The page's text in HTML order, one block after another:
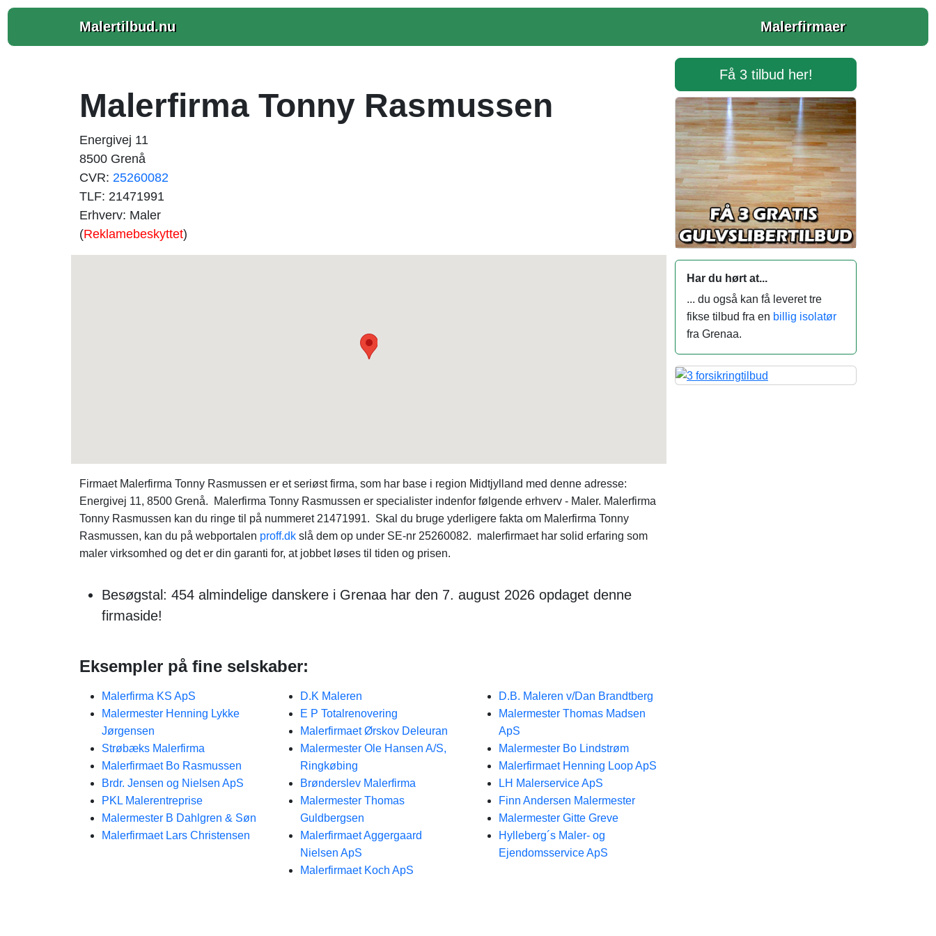
Malertilbud.nu Malerfirmaer
Malerfirma Tonny Rasmussen
Energivej 11
8500 Grenå
CVR: 25260082
TLF: 21471991
Erhverv: Maler
(Reklamebeskyttet)
Firmaet Malerfirma Tonny Rasmussen er et seriøst firma, som har base i region Midtjylland med denne adresse:
Energivej 11, 8500 Grenå. Malerfirma Tonny Rasmussen er specialister indenfor følgende erhverv - Maler. Malerfirma
Tonny Rasmussen kan du ringe til på nummeret 21471991. Skal du bruge yderligere fakta om Malerfirma Tonny
Rasmussen, kan du på webportalen proff.dk slå dem op under SE-nr 25260082. malerfirmaet har solid erfaring som
maler virksomhed og det er din garanti for, at jobbet løses til tiden og prisen.
Besøgstal: 454 almindelige danskere i Grenaa har den 7. august 2026 opdaget denne
firmaside!
Eksempler på fine selskaber:
Malerfirma KS ApS
Malermester Henning Lykke
Jørgensen
Strøbæks Malerfirma
Malerfirmaet Bo Rasmussen
Brdr. Jensen og Nielsen ApS
PKL Malerentreprise
Malermester B Dahlgren & Søn
Malerfirmaet Lars Christensen
D.K Maleren
E P Totalrenovering
Malerfirmaet Ørskov Deleuran
Malermester Ole Hansen A/S,
Ringkøbing
Brønderslev Malerfirma
Malermester Thomas
Guldbergsen
Malerfirmaet Aggergaard
Nielsen ApS
Malerfirmaet Koch ApS
D.B. Maleren v/Dan Brandtberg
Malermester Thomas Madsen
ApS
Malermester Bo Lindstrøm
Malerfirmaet Henning Loop ApS
LH Malerservice ApS
Finn Andersen Malermester
Malermester Gitte Greve
Hylleberg´s Maler- og
Ejendomsservice ApS
Få 3 tilbud her!
Har du hørt at...
... du også kan få leveret tre
fikse tilbud fra en billig isolatør
fra Grenaa.